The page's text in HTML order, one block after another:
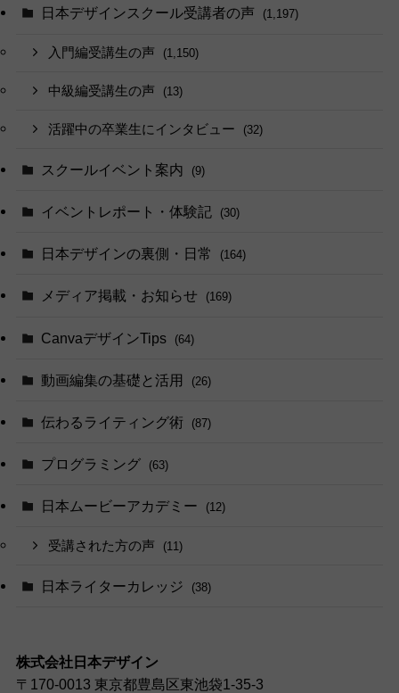
日本デザインスクール受講者の声 (1,197)
入門編受講生の声 (1,150)
中級編受講生の声 (13)
活躍中の卒業生にインタビュー (32)
スクールイベント案内 (9)
イベントレポート・体験記 (30)
日本デザインの裏側・日常 (164)
メディア掲載・お知らせ (169)
CanvaデザインTips (64)
動画編集の基礎と活用 (26)
伝わるライティング術 (87)
プログラミング (63)
日本ムービーアカデミー (12)
受講された方の声 (11)
日本ライターカレッジ (38)
株式会社日本デザイン
〒170-0013 東京都豊島区東池袋1-35-3